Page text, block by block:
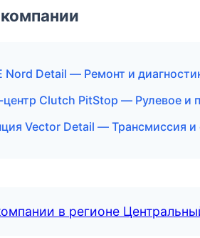
Nord Detail — Ремонт и
Clutch PitStop — Рулевое и
Vector Detail — Трансмиссия и
в регионе